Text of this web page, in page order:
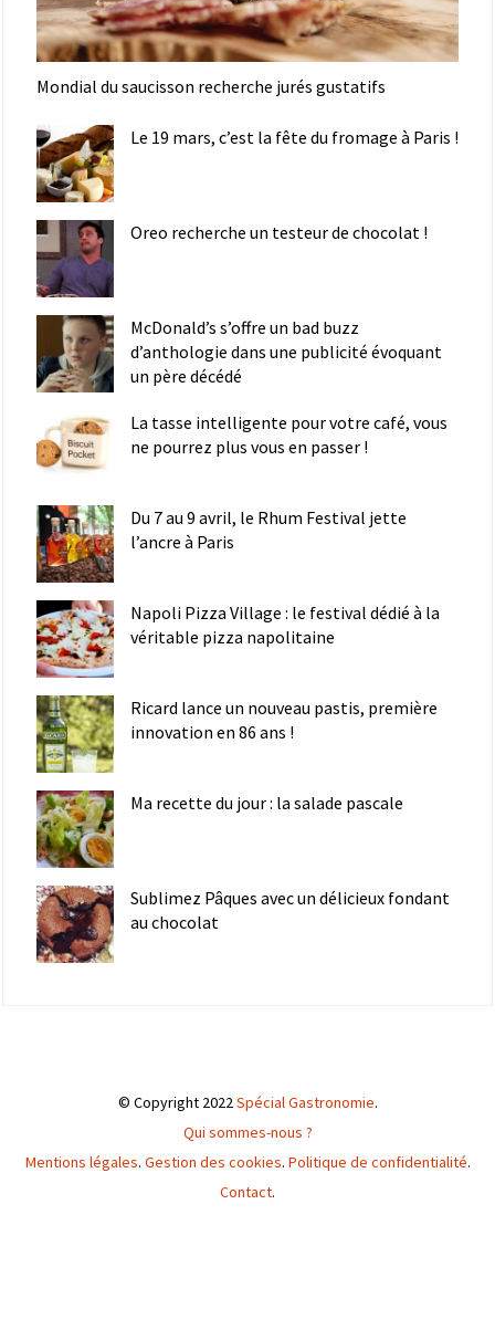
Mondial du saucisson recherche jurés gustatifs
Le 19 mars, c’est la fête du fromage à Paris !
Oreo recherche un testeur de chocolat !
McDonald’s s’offre un bad buzz
d’anthologie dans une publicité évoquant
un père décédé
La tasse intelligente pour votre café, vous
ne pourrez plus vous en passer !
Du 7 au 9 avril, le Rhum Festival jette
l’ancre à Paris
Napoli Pizza Village : le festival dédié à la
véritable pizza napolitaine
Ricard lance un nouveau pastis, première
innovation en 86 ans !
Ma recette du jour : la salade pascale
Sublimez Pâques avec un délicieux fondant
au chocolat
© Copyright 2022Spécial Gastronomie.
Qui sommes-nous ?
Mentions légales. Gestion des cookies. Politique de confidentialité.
Contact.